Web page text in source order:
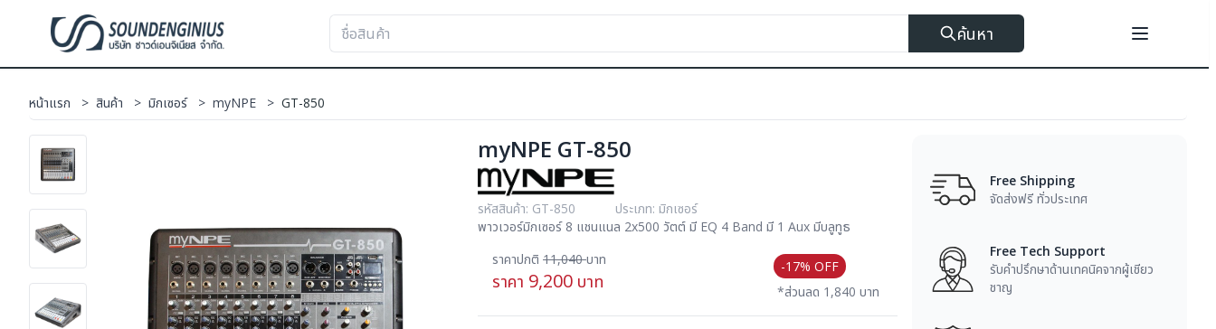
ค้นหา
หน้าแรก > สินค้า > มิกเซอร์ > myNPE > GT-850
myNPE GT-850
รหัสสินค้า: GT-850
ประเภท: มิกเซอร์
พาวเวอร์มิกเซอร์ 8 แชนแนล 2x500 วัตต์ มี EQ 4 Band มี 1 Aux มีบลูทูธ
ราคาปกติ 11,040บาท
ราคา 9,200 บาท
-17% OFF
*ส่วนลด 1,840 บาท
Free Shipping
จัดส่งฟรี ทั่วประเทศ
Free Tech Support
รับคำปรึกษาด้านเทคนิคจากผู้เชียว
ชาญ